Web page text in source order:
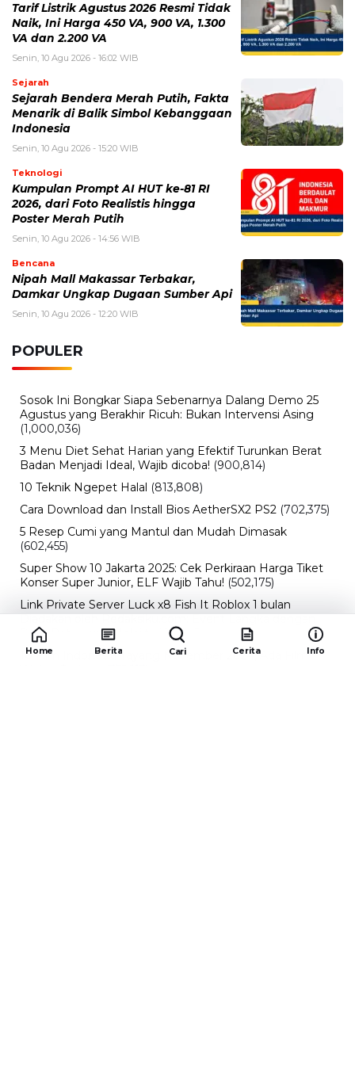
Tarif Listrik Agustus 2026 Resmi Tidak
Naik, Ini Harga 450 VA, 900 VA, 1.300
VA dan 2.200 VA
Senin, 10 Agu 2026 - 16:02 WIB
Sejarah
Sejarah Bendera Merah Putih, Fakta
Menarik di Balik Simbol Kebanggaan
Indonesia
Senin, 10 Agu 2026 - 15:20 WIB
Teknologi
Kumpulan Prompt AI HUT ke-81 RI
2026, dari Foto Realistis hingga
Poster Merah Putih
Senin, 10 Agu 2026 - 14:56 WIB
Bencana
Nipah Mall Makassar Terbakar,
Damkar Ungkap Dugaan Sumber Api
Senin, 10 Agu 2026 - 12:20 WIB
POPULER
Sosok Ini Bongkar Siapa Sebenarnya Dalang Demo 25
Agustus yang Berakhir Ricuh: Bukan Intervensi Asing
(1,000,036)
3 Menu Diet Sehat Harian yang Efektif Turunkan Berat
Badan Menjadi Ideal, Wajib dicoba! (900,814)
10 Teknik Ngepet Halal (813,808)
Cara Download dan Install Bios AetherSX2 PS2 (702,375)
5 Resep Cumi yang Mantul dan Mudah Dimasak
(602,455)
Super Show 10 Jakarta 2025: Cek Perkiraan Harga Tiket
Konser Super Junior, ELF Wajib Tahu! (502,175)
Link Private Server Luck x8 Fish It Roblox 1 bulan
Diadakan oleh Redaksiku.com: Event Langka dengan
Drop Rate yang Melejit
(424,845)
10 Film Indonesia Tayang November 2024, Ada Film
Home Berita Cari Cerita Info